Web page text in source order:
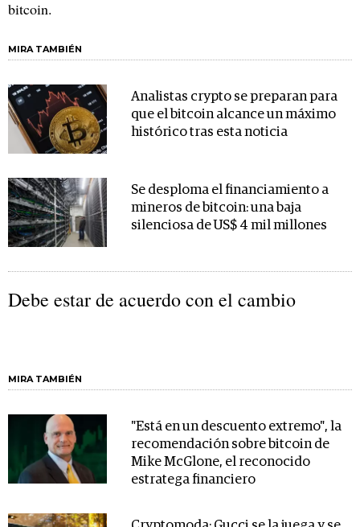
bitcoin.
MIRA TAMBIÉN
Analistas crypto se preparan para
que el bitcoin alcance un máximo
histórico tras esta noticia
Se desploma el financiamiento a
mineros de bitcoin: una baja
silenciosa de US$ 4 mil millones
Debe estar de acuerdo con el cambio
MIRA TAMBIÉN
"Está en un descuento extremo", la
recomendación sobre bitcoin de
Mike McGlone, el reconocido
estratega financiero